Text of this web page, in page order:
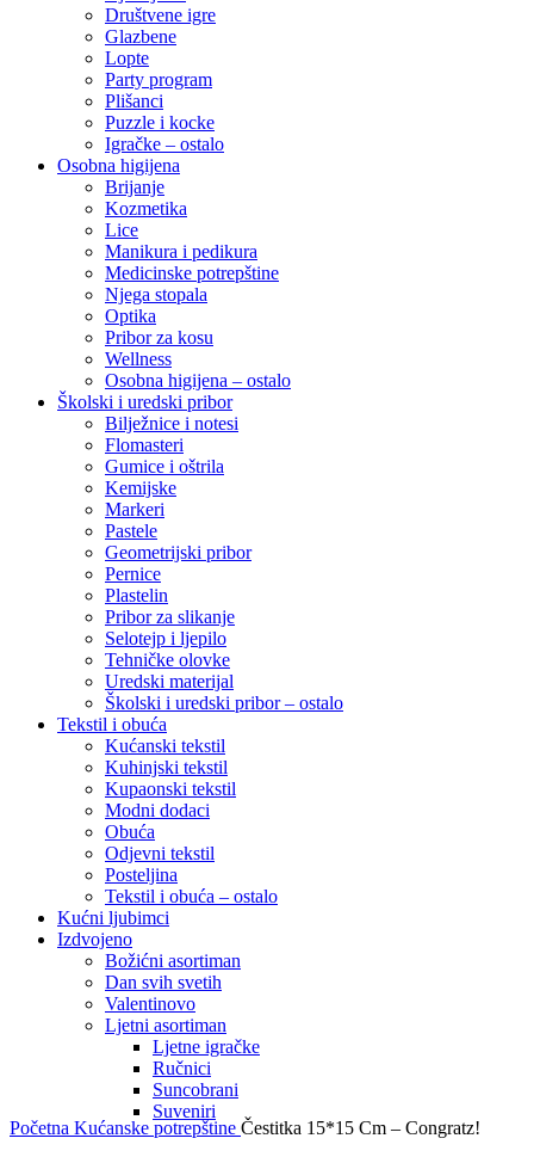
Društvene igre
Glazbene
Lopte
Party program
Plišanci
Puzzle i kocke
Igračke – ostalo
Osobna higijena
Brijanje
Kozmetika
Lice
Manikura i pedikura
Medicinske potrepštine
Njega stopala
Optika
Pribor za kosu
Wellness
Osobna higijena – ostalo
Školski i uredski pribor
Bilježnice i notesi
Flomasteri
Gumice i oštrila
Kemijske
Markeri
Pastele
Geometrijski pribor
Pernice
Plastelin
Pribor za slikanje
Selotejp i ljepilo
Tehničke olovke
Uredski materijal
Školski i uredski pribor – ostalo
Tekstil i obuća
Kućanski tekstil
Kuhinjski tekstil
Kupaonski tekstil
Modni dodaci
Obuća
Odjevni tekstil
Posteljina
Tekstil i obuća – ostalo
Kućni ljubimci
Izdvojeno
Božićni asortiman
Dan svih svetih
Valentinovo
Ljetni asortiman
Ljetne igračke
Ručnici
Suncobrani
Suveniri
Početna Kućanske potrepštine Čestitka 15*15 Cm – Congratz!